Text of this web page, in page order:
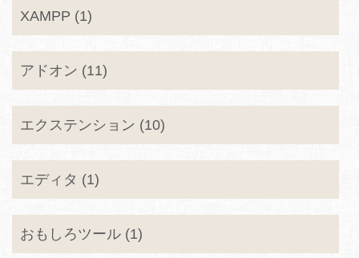
XAMPP (1)
アドオン (11)
エクステンション (10)
エディタ (1)
おもしろツール (1)